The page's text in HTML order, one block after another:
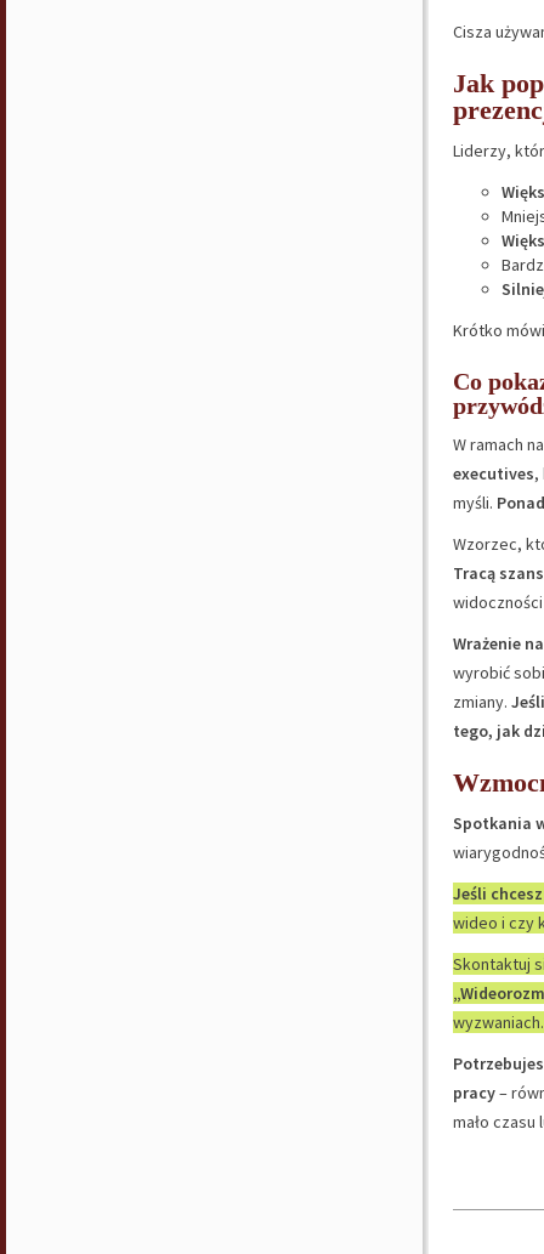
Cisza
Jak
Liderzy,
Krótko
Co
W ramach
executives,
myśli.
Wzorzec,
Tracą
Wrażenie
wyrobić
zmiany.
tego, jak
Spotkania
Jeśli
wideo i czy
Skontaktuj
pracy–
mało